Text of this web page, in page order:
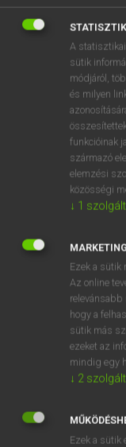
Díjmentes
fn
⚲ uranium
DÍJMENTES
uralom
uralomvágy
uranography
A statisztikai
sütik
módjáról,
és milyen
funkcióinak
származó
elemzési
közösségi
↓ 1
MARKETING
Ezek a sütik
Az online
relevánsabb
hogy a
sütik más
ezeket az
mindig egy
↓ 2
Ezek a sütik
r t z
k
n